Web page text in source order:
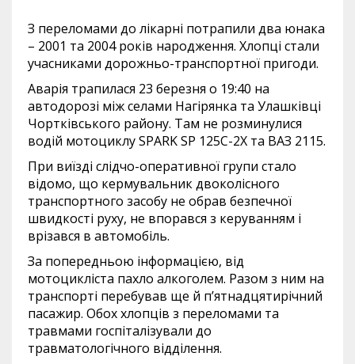
З переломами до лікарні потрапили два юнака
– 2001 та 2004 років народження. Хлопці стали
учасниками дорожньо-транспортної пригоди.
Аварія трапилася 23 березня о 19:40 на
автодорозі між селами Нагірянка та Улашківці
Чортківського району. Там не розминулися
водій мотоциклу SPARK SP 125C-2X та ВАЗ 2115.
При виїзді слідчо-оперативної групи стало
відомо, що кермувальник двоколісного
транспортного засобу не обрав безпечної
швидкості руху, не впорався з керуванням і
врізався в автомобіль.
За попередньою інформацією, від
мотоцикліста пахло алкоголем. Разом з ним на
транспорті перебував ще й п’ятнадцятирічний
пасажир. Обох хлопців з переломами та
травмами госпіталізували до
травматологічного відділення.